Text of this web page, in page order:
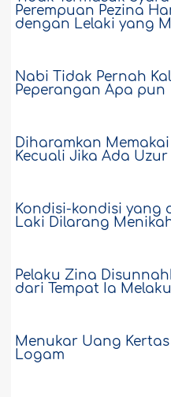
Perempuan Pezina
dengan Lelaki yang
Nabi Tidak Pernah
Peperangan Apa pun
Diharamkan
Kecuali Jika Ada Uzur
Kondisi-kondisi yang
Laki Dilarang
Pelaku Zina
dari Tempat Ia
Menukar Uang
Logam